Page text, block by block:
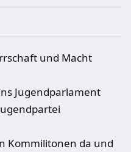
und Macht
Jugendparlament
Kommilitonen da und